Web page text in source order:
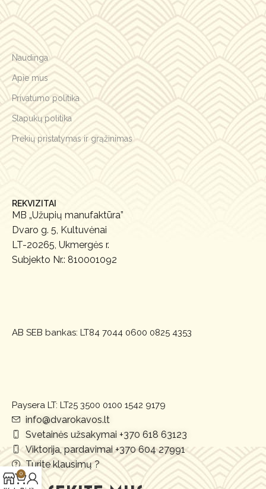
Naudinga
Apie mus
Privatumo politika
Slapukų politika
Prekių pristatymas ir grąžinimas
REKVIZITAI
MB „Užupių manufaktūra”
Dvaro g. 5, Kultuvėnai
LT-20265, Ukmergės r.
Subjekto Nr.: 810001092
AB SEB bankas:LT84 7044 0600 0825 4353
Paysera LT: LT25 3500 0100 1542 9179
info@dvarokavos.lt
Svetainės užsakymai +370 618 63123
Viktorija, pardavimai +370 604 27991
Turite klausimų ?
0